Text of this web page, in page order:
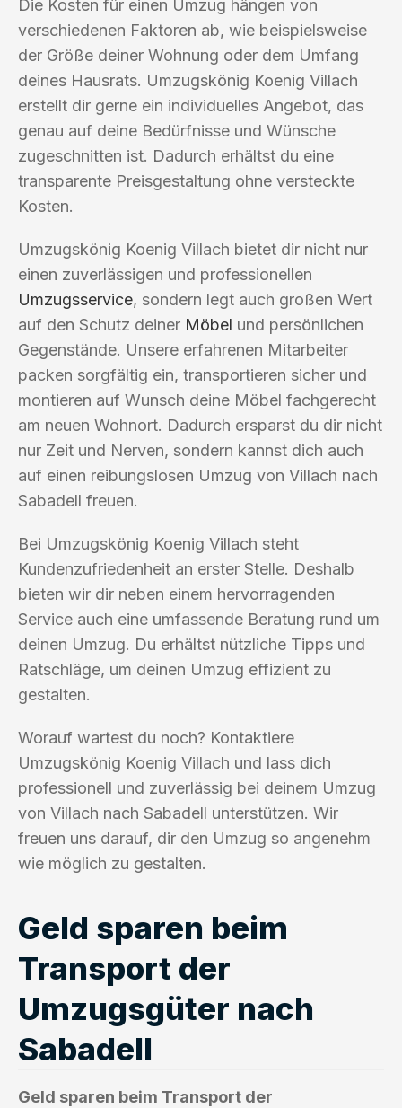
Die Kosten für einen Umzug hängen von
verschiedenen Faktoren ab, wie beispielsweise
der Größe deiner Wohnung oder dem Umfang
deines Hausrats. Umzugskönig Koenig Villach
erstellt dir gerne ein individuelles Angebot, das
genau auf deine Bedürfnisse und Wünsche
zugeschnitten ist. Dadurch erhältst du eine
transparente Preisgestaltung ohne versteckte
Kosten.
Umzugskönig Koenig Villach bietet dir nicht nur
einen zuverlässigen und professionellen
Umzugsservice, sondern legt auch großen Wert
auf den Schutz deiner Möbel und persönlichen
Gegenstände. Unsere erfahrenen Mitarbeiter
packen sorgfältig ein, transportieren sicher und
montieren auf Wunsch deine Möbel fachgerecht
am neuen Wohnort. Dadurch ersparst du dir nicht
nur Zeit und Nerven, sondern kannst dich auch
auf einen reibungslosen Umzug von Villach nach
Sabadell freuen.
Bei Umzugskönig Koenig Villach steht
Kundenzufriedenheit an erster Stelle. Deshalb
bieten wir dir neben einem hervorragenden
Service auch eine umfassende Beratung rund um
deinen Umzug. Du erhältst nützliche Tipps und
Ratschläge, um deinen Umzug effizient zu
gestalten.
Worauf wartest du noch? Kontaktiere
Umzugskönig Koenig Villach und lass dich
professionell und zuverlässig bei deinem Umzug
von Villach nach Sabadell unterstützen. Wir
freuen uns darauf, dir den Umzug so angenehm
wie möglich zu gestalten.
Geld sparen beim
Transport der
Umzugsgüter nach
Sabadell
Geld sparen beim Transport der